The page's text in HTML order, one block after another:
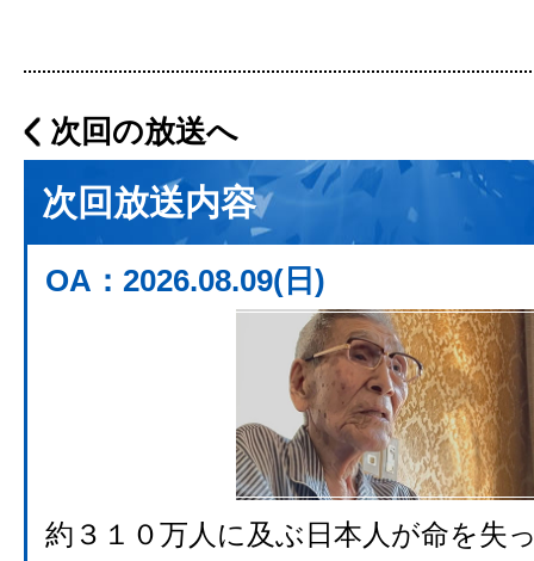
次回の放送へ
次回放送内容
OA：2026.08.09(日)
約３１０万人に及ぶ日本人が命を失